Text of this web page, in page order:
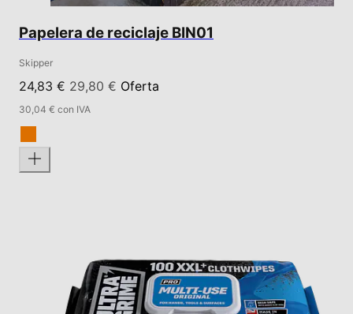
Papelera de reciclaje BIN01
Skipper
24,83 € 29,80 € Oferta
30,04 € con IVA